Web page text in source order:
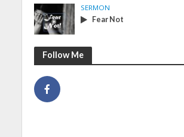
SERMON
Fear Not
Follow Me